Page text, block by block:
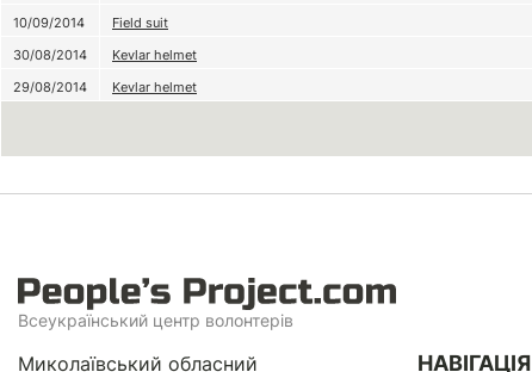
10/09/2014
Field suit
30/08/2014
Kevlar helmet
29/08/2014
Kevlar helmet
Всеукраїнський центр волонтерів
Миколаївський обласний НАВІГАЦІЯ